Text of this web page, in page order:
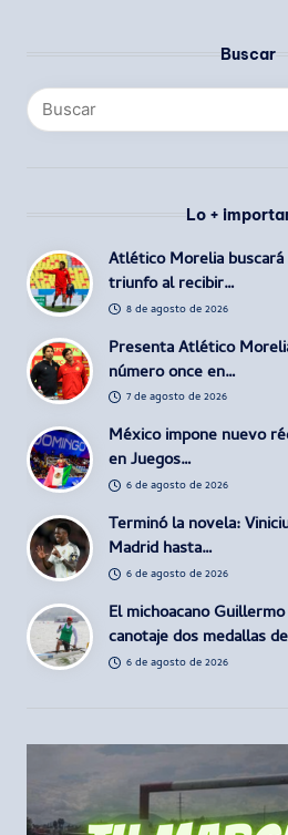
Buscar
Lo +
Atlético Morelia
triunfo al recibir…
8 de agosto de 2026
Presenta Atlético
número once en…
7 de agosto de 2026
México impone nuevo
en Juegos…
6 de agosto de 2026
Terminó la novela:
Madrid hasta…
6 de agosto de 2026
El michoacano
canotaje dos medallas
6 de agosto de 2026